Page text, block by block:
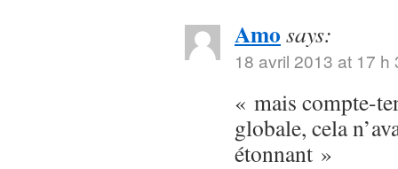
Amo says:
18 avril 2013 at 17 h
« mais compte-
globale, cela
étonnant »